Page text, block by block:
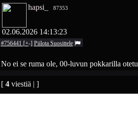
hapsi_ 87353
02.06.2026 14:13:23
#756441 [+-] Piilota Suosittele
No ei se ruma ole, 00-luvun pokkarilla
[ 4viestiä | ]